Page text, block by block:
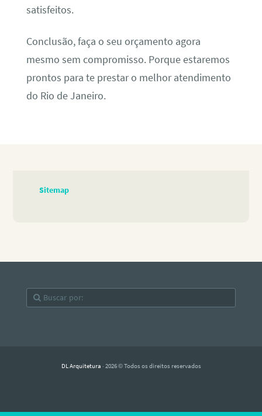
satisfeitos.
Conclusão, faça o seu orçamento agora
mesmo sem compromisso. Porque estaremos
prontos para te prestar o melhor atendimento
do Rio de Janeiro.
Sitemap
DL Arquitetura · 2026 © Todos os direitos reservados